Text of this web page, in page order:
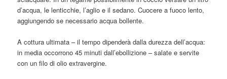
d’acqua, le lenticchie, l’aglio e il sedano. Cuocere a fuoco lento,
aggiungendo se necessario acqua bollente.
A cottura ultimata – il tempo dipenderà dalla durezza dell’acqua:
in media occorrono 45 minuti dall’ebollizione – salate e servite
con un filo di olio extravergine.